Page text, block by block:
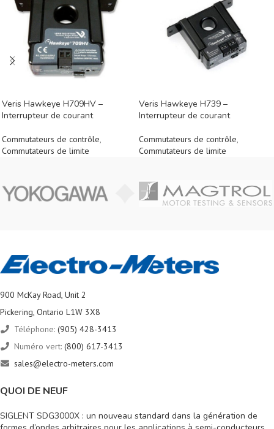
Veris Hawkeye H709HV –
Interrupteur de courant
Commutateurs de contrôle,
Commutateurs de limite
Veris Hawkeye H739 –
Interrupteur de courant
Commutateurs de contrôle,
Commutateurs de limite
900 McKay Road, Unit 2
Pickering, Ontario L1W 3X8
Téléphone: (905) 428-3413
Numéro vert: (800) 617-3413
sales@electro-meters.com
QUOI DE NEUF
SIGLENT SDG3000X : un nouveau standard dans la génération de